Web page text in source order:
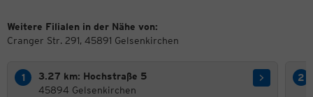
Weitere Filialen in der Nähe von:
Cranger Str. 291, 45891 Gelsenkirchen
3.27 km: Hochstraße 5
45894 Gelsenkirchen